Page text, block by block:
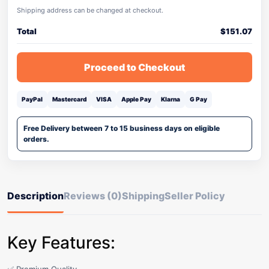
Shipping address can be changed at checkout.
Total $151.07
Proceed to Checkout
PayPal Mastercard VISA Apple Pay Klarna G Pay
Free Delivery between 7 to 15 business days on eligible
orders.
DescriptionReviews (0)ShippingSeller Policy
Key Features: